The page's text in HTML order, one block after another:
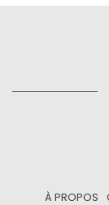
À PROPOS